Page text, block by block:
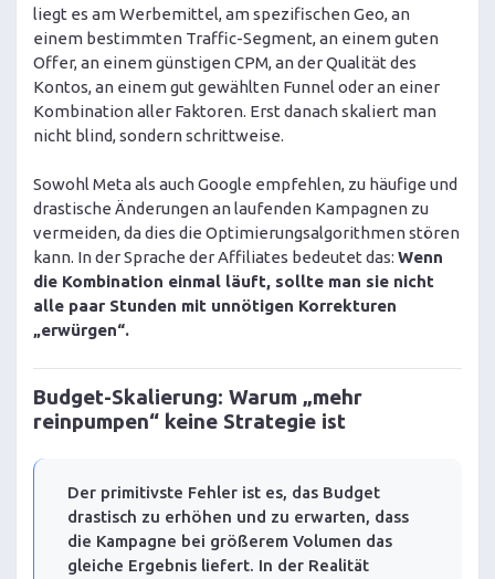
liegt es am Werbemittel, am spezifischen Geo, an
einem bestimmten Traffic-Segment, an einem guten
Offer, an einem günstigen CPM, an der Qualität des
Kontos, an einem gut gewählten Funnel oder an einer
Kombination aller Faktoren. Erst danach skaliert man
nicht blind, sondern schrittweise.
Sowohl Meta als auch Google empfehlen, zu häufige und
drastische Änderungen an laufenden Kampagnen zu
vermeiden, da dies die Optimierungsalgorithmen stören
kann. In der Sprache der Affiliates bedeutet das: Wenn
die Kombination einmal läuft, sollte man sie nicht
alle paar Stunden mit unnötigen Korrekturen
„erwürgen“.
Budget-Skalierung: Warum „mehr
reinpumpen“ keine Strategie ist
Der primitivste Fehler ist es, das Budget
drastisch zu erhöhen und zu erwarten, dass
die Kampagne bei größerem Volumen das
gleiche Ergebnis liefert. In der Realität